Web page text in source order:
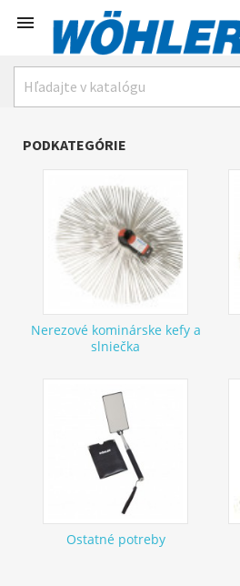

PODKATEGÓRIE
Nerezové kominárske kefy a
slniečka
Ostatné potreby